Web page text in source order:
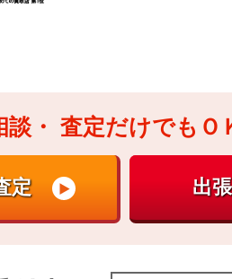
・ 査定だけでもＯ